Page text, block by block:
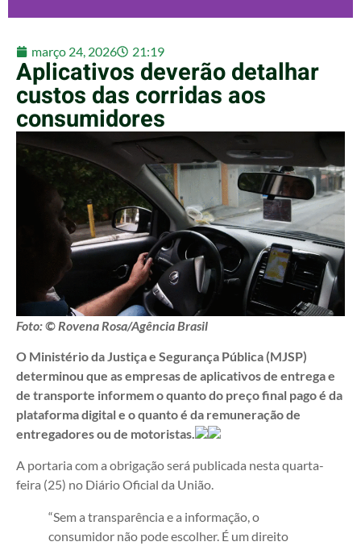
março 24, 2026 21:19
Aplicativos deverão detalhar
custos das corridas aos
consumidores
Foto: © Rovena Rosa/Agência Brasil
O Ministério da Justiça e Segurança Pública (MJSP)
determinou que as empresas de aplicativos de entrega e
de transporte informem o quanto do preço final pago é da
plataforma digital e o quanto é da remuneração de
entregadores ou de motoristas.
A portaria com a obrigação será publicada nesta quarta-
feira (25) no Diário Oficial da União.
“Sem a transparência e a informação, o
consumidor não pode escolher. É um direito